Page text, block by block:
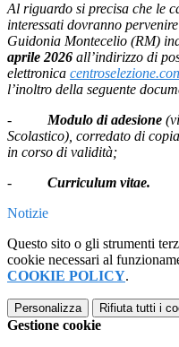
Al riguardo si precisa che le
interessati dovranno
Guidonia Montecelio (RM)
aprile 2026 all’indirizzo di
elettronica
l’inoltro della seguente
- Modulo di adesione
Scolastico), corredato di
in corso di validità;
- Curriculum vitae.
Notizie
Questo sito o gli strumenti
cookie necessari al
COOKIE POLICY.
Personalizza Rifiuta tutti i
Gestione cookie